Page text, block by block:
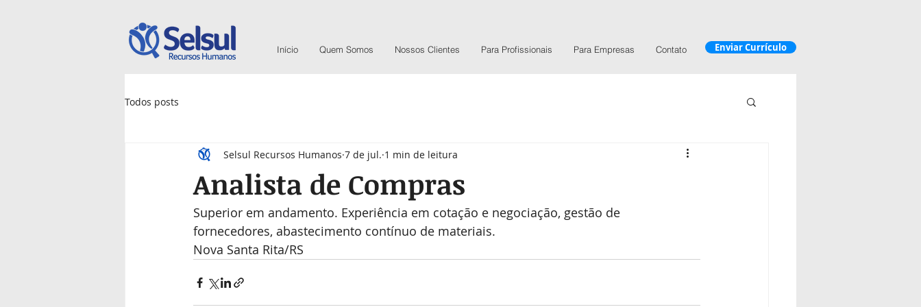
Início Quem Somos Nossos Clientes Para Profissionais Para Empresas Contato Enviar Currículo
Todos posts
Analista de Compras
Selsul Recursos Humanos 7 de jul. 1 min de leitura
Superior em andamento. Experiência em cotação e negociação, gestão de
fornecedores, abastecimento contínuo de materiais.
Nova Santa Rita/RS